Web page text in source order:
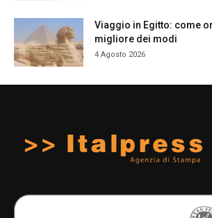
Viaggio in Egitto: come
migliore dei modi
4 Agosto 2026